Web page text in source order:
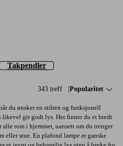
Takpendler
343 treff Sorter på:
Popularitet
du ønsker en stilren og funksjonell
likevel gir godt lys. Her finner du et bredt
rom i hjemmet, uansett om du trenger
eller stue. En plafond lampe er ganske